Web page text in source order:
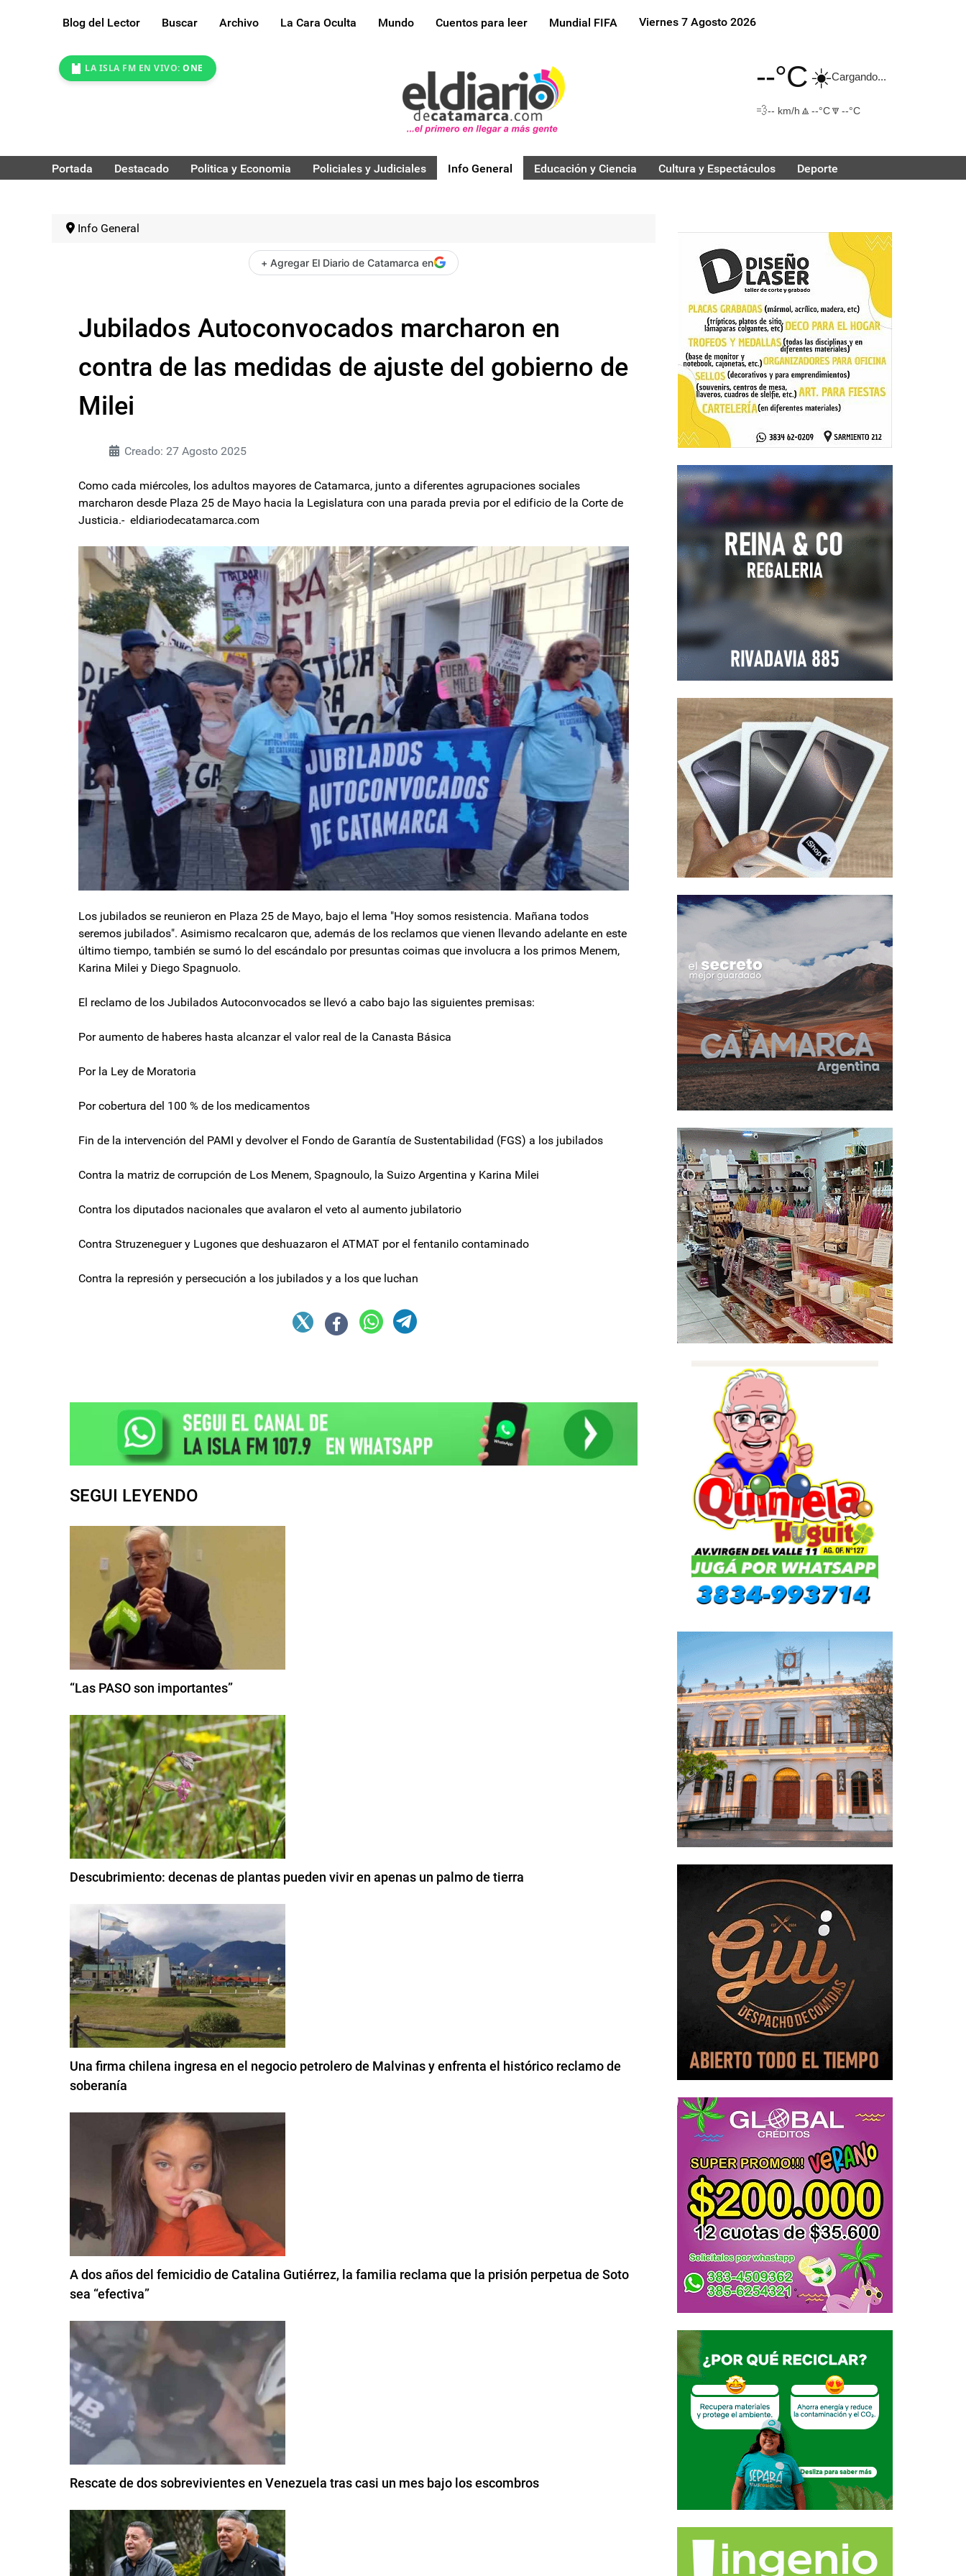
Blog del Lector Buscar Archivo La Cara Oculta Mundo Cuentos para leer Mundial FIFA Viernes 7 Agosto 2026
LA ISLA FM EN VIVO: ONE --°C☀️Cargando...
💨-- km/h 🔼 --°C🔽 --°C
Portada Destacado Politica y Economia Policiales y Judiciales Info General Educación y Ciencia Cultura y Espectáculos Deporte
Info General
+ Agregar El Diario de Catamarca en
Jubilados Autoconvocados marcharon en
contra de las medidas de ajuste del gobierno de
Milei
Creado: 27 Agosto 2025
Como cada miércoles, los adultos mayores de Catamarca, junto a diferentes agrupaciones sociales
marcharon desde Plaza 25 de Mayo hacia la Legislatura con una parada previa por el edificio de la Corte de
Justicia.- eldiariodecatamarca.com
Los jubilados se reunieron en Plaza 25 de Mayo, bajo el lema "Hoy somos resistencia. Mañana todos
seremos jubilados". Asimismo recalcaron que, además de los reclamos que vienen llevando adelante en este
último tiempo, también se sumó lo del escándalo por presuntas coimas que involucra a los primos Menem,
Karina Milei y Diego Spagnuolo.
El reclamo de los Jubilados Autoconvocados se llevó a cabo bajo las siguientes premisas:
Por aumento de haberes hasta alcanzar el valor real de la Canasta Básica
Por la Ley de Moratoria
Por cobertura del 100 % de los medicamentos
Fin de la intervención del PAMI y devolver el Fondo de Garantía de Sustentabilidad (FGS) a los jubilados
Contra la matriz de corrupción de Los Menem, Spagnoulo, la Suizo Argentina y Karina Milei
Contra los diputados nacionales que avalaron el veto al aumento jubilatorio
Contra Struzeneguer y Lugones que deshuazaron el ATMAT por el fentanilo contaminado
Contra la represión y persecución a los jubilados y a los que luchan
SEGUI LEYENDO
“Las PASO son importantes”
Descubrimiento: decenas de plantas pueden vivir en apenas un palmo de tierra
Una firma chilena ingresa en el negocio petrolero de Malvinas y enfrenta el histórico reclamo de
soberanía
A dos años del femicidio de Catalina Gutiérrez, la familia reclama que la prisión perpetua de Soto
sea “efectiva”
Rescate de dos sobrevivientes en Venezuela tras casi un mes bajo los escombros